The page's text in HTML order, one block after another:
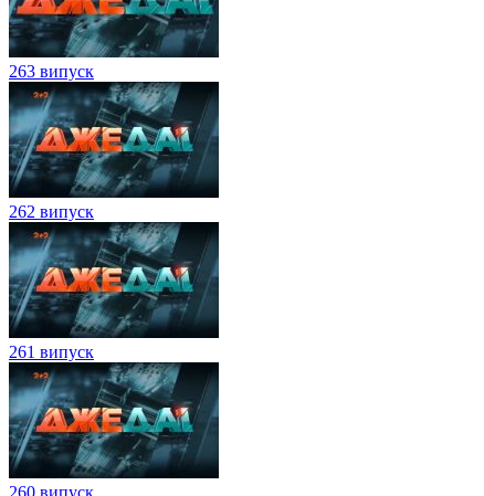
263 випуск
262 випуск
261 випуск
260 випуск